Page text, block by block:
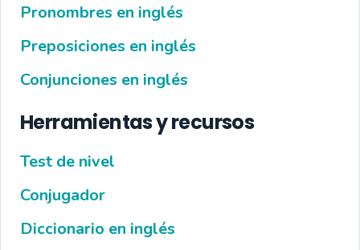
Pronombres en inglés
Preposiciones en inglés
Conjunciones en inglés
Herramientas y recursos
Test de nivel
Conjugador
Diccionario en inglés